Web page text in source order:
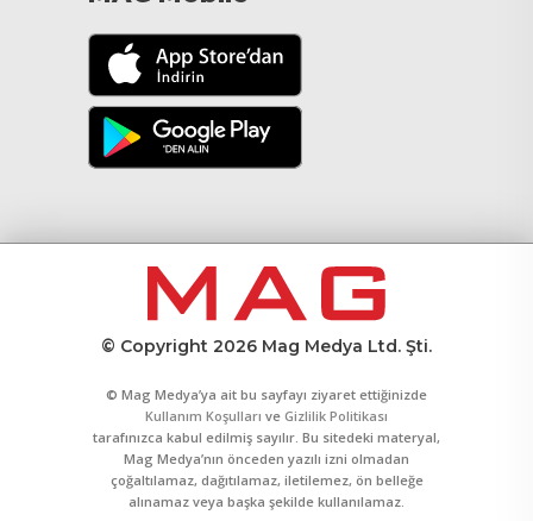
© Copyright 2026 Mag Medya Ltd. Şti.
© Mag Medya’ya ait bu sayfayı ziyaret ettiğinizde
Kullanım Koşulları ve Gizlilik Politikası
tarafınızca kabul edilmiş sayılır. Bu sitedeki materyal,
Mag Medya’nın önceden yazılı izni olmadan
çoğaltılamaz, dağıtılamaz, iletilemez, ön belleğe
alınamaz veya başka şekilde kullanılamaz.